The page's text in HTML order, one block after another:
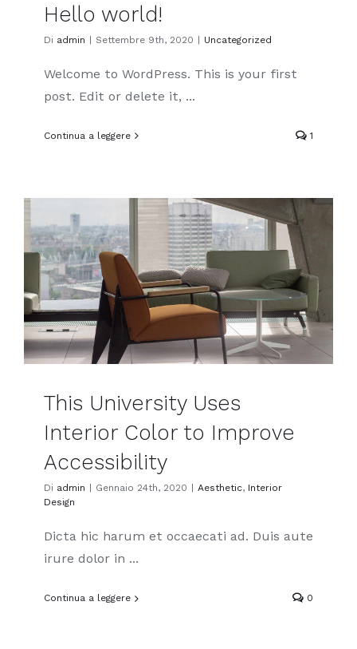
Hello world!
Di admin | Settembre 9th, 2020 | Uncategorized
Welcome to WordPress. This is your first
post. Edit or delete it, ...
Continua a leggere 1
This University Uses
Interior Color to Improve
Accessibility
Di admin Gennaio 24th, 2020 Aesthetic, Interior
Design
Dicta hic harum et occaecati ad. Duis aute
irure dolor in ...
Continua a leggere 0